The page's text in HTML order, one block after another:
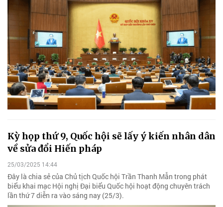
Kỳ họp thứ 9, Quốc hội sẽ lấy ý kiến nhân dân
về sửa đổi Hiến pháp
25/03/2025 14:44
Đây là chia sẻ của Chủ tịch Quốc hội Trần Thanh Mẫn trong phát
biểu khai mạc Hội nghị Đại biểu Quốc hội hoạt động chuyên trách
lần thứ 7 diễn ra vào sáng nay (25/3).